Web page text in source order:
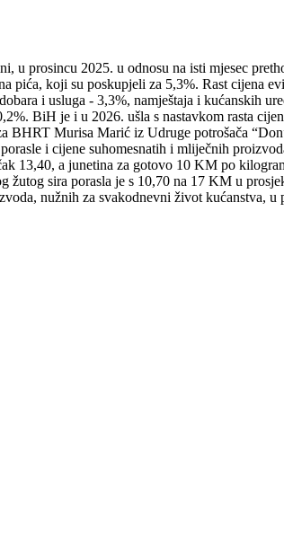
prosincu 2025. u odnosu na isti mjesec
pića, koji su poskupjeli za 5,3%. Rast cijena
i usluga - 3,3%, namještaja i kućanskih
BiH je i u 2026. ušla s nastavkom rasta
Murisa Marić iz Udruge potrošača
i cijene suhomesnatih i mliječnih
13,40, a junetina za gotovo 10 KM po
sira porasla je s 10,70 na 17 KM u
nužnih za svakodnevni život kućanstva, u